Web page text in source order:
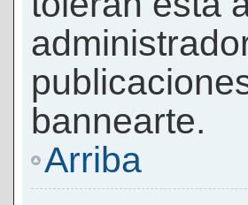
bannearte.
Arriba